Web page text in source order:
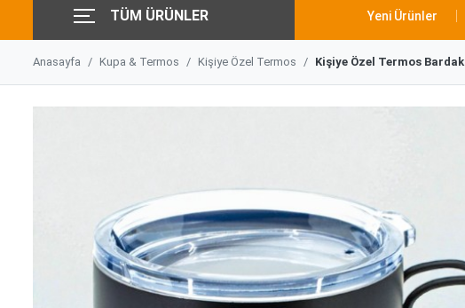
TÜM ÜRÜNLER Yeni Ürünler
Anasayfa Kupa & Termos Kişiye Özel Termos Kişiye Özel Termos Bardak